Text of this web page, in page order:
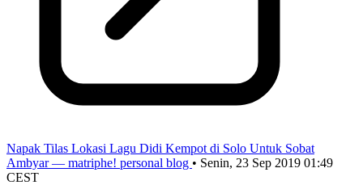
Napak Tilas Lokasi Lagu Didi Kempot di Solo Untuk Sobat
Ambyar — matriphe! personal blog • Senin, 23 Sep 2019 01:49
CEST